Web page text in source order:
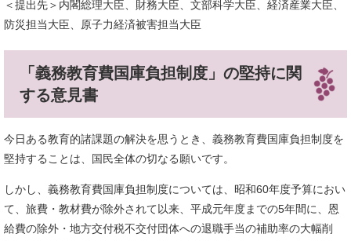
＜提出先＞内閣総理大臣、財務大臣、文部科学大臣、経済産業大臣、
防災担当大臣、原子力経済被害担当大臣
「義務教育費国庫負担制度」の堅持に関
する意見書
今日ある教育的諸課題の解決を思うとき、義務教育費国庫負担制度を
堅持することは、国民全体の切なる願いです。
しかし、義務教育費国庫負担制度については、昭和60年度予算におい
て、旅費・教材費が除外されて以来、平成元年度までの5年間に、恩
給費の除外・地方交付税不交付団体への退職手当の補助率の大幅削